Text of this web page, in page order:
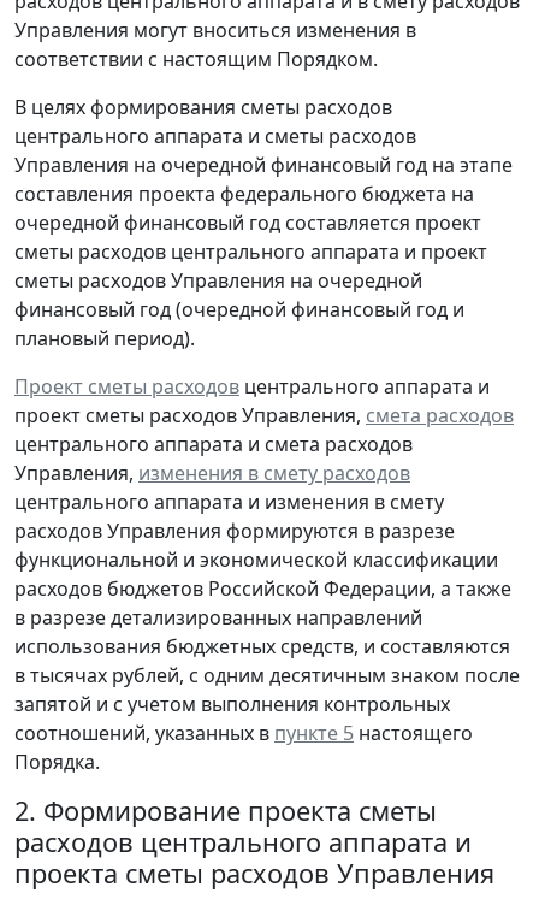
Управления могут вноситься изменения в
соответствии с настоящим Порядком.
В целях формирования сметы расходов
центрального аппарата и сметы расходов
Управления на очередной финансовый год на этапе
составления проекта федерального бюджета на
очередной финансовый год составляется проект
сметы расходов центрального аппарата и проект
сметы расходов Управления на очередной
финансовый год (очередной финансовый год и
плановый период).
Проект сметы расходов центрального аппарата и
проект сметы расходов Управления, смета расходов
центрального аппарата и смета расходов
Управления, изменения в смету расходов
центрального аппарата и изменения в смету
расходов Управления формируются в разрезе
функциональной и экономической классификации
расходов бюджетов Российской Федерации, а также
в разрезе детализированных направлений
использования бюджетных средств, и составляются
в тысячах рублей, с одним десятичным знаком после
запятой и с учетом выполнения контрольных
соотношений, указанных в пункте 5 настоящего
Порядка.
2. Формирование проекта сметы
расходов центрального аппарата и
проекта сметы расходов Управления